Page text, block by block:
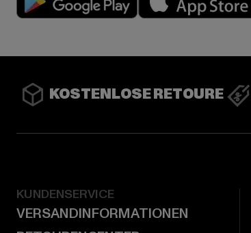
KOSTENLOSE RETOURE
KUNDENSERVICE
VERSANDINFORMATIONEN